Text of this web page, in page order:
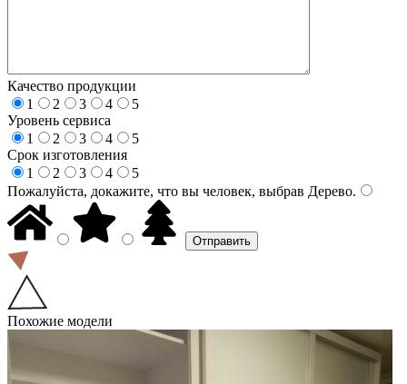
Качество продукции
1
2 3 4
5
Уровень сервиса
1
2 3 4
5
Срок изготовления
1
2 3 4
5
Пожалуйста, докажите, что вы человек, выбрав Дерево.
Похожие модели